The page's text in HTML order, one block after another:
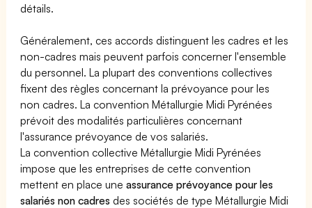
détails.
Généralement, ces accords distinguent les cadres et les
non-cadres mais peuvent parfois concerner l'ensemble
du personnel. La plupart des conventions collectives
fixent des règles concernant la prévoyance pour les
non cadres. La convention Métallurgie Midi Pyrénées
prévoit des modalités particulières concernant
l'assurance prévoyance de vos salariés.
La convention collective Métallurgie Midi Pyrénées
impose que les entreprises de cette convention
mettent en place uneassurance prévoyance pour les
salariés non cadres des sociétés de type Métallurgie Midi